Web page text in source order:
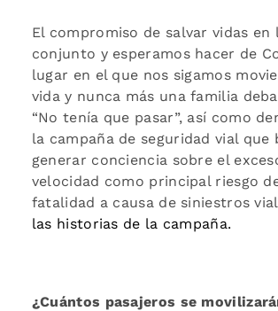
El compromiso de salvar vidas en
conjunto y esperamos hacer de
lugar en el que nos sigamos
vida y nunca más una familia
“No tenía que pasar”, así como
la campaña de seguridad vial que
generar conciencia sobre el
velocidad como principal riesgo
fatalidad a causa de siniestros
las historias de la campaña.
¿Cuántos pasajeros se